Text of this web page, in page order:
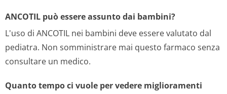
ANCOTIL può essere assunto dai bambini?
L'uso di ANCOTIL nei bambini deve essere valutato dal
pediatra. Non somministrare mai questo farmaco senza
consultare un medico.
Quanto tempo ci vuole per vedere miglioramenti